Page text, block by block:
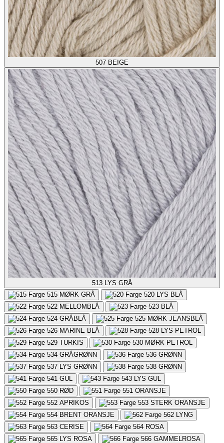
507 BEIGE
513 LYS GRÅ
515 MØRK GRÅ 520 LYS BLÅ
522 MELLOMBLÅ 523 BLÅ
524 GRÅBLÅ 525 MØRK JEANSBLÅ
526 MARINE BLÅ 528 LYS PETROL
529 TURKIS 530 MØRK PETROL
534 GRÅGRØNN 536 GRØNN
537 LYS GRØNN 538 GRØNN
541 GUL 543 LYS GUL
550 RØD 551 ORANSJE
552 APRIKOS 553 STERK ORANSJE
554 BRENT ORANSJE 562 LYNG
563 CERISE 564 ROSA
565 LYS ROSA 566 GAMMELROSA